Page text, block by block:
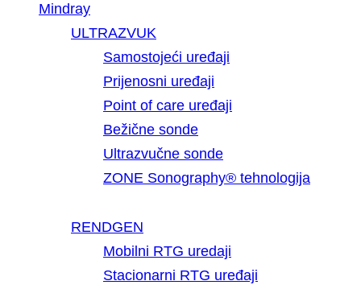
Mindray
ULTRAZVUK
Samostojeći uređaji
Prijenosni uređaji
Point of care uređaji
Bežične sonde
Ultrazvučne sonde
ZONE Sonography® tehnologija
RENDGEN
Mobilni RTG uredaji
Stacionarni RTG uređaji